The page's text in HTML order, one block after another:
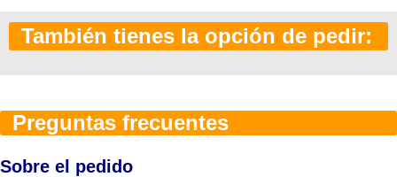
También tienes la opción de pedir:
Preguntas frecuentes
Sobre el pedido